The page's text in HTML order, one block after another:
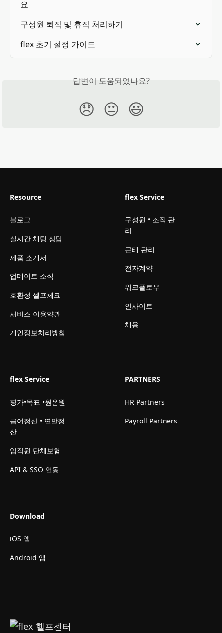
요
구성원 퇴직 및 휴직 처리하기
flex 초기 설정 가이드
답변이 도움되었나요?
😞 😐 😃
Resource
블로그
실시간 채팅 상담
제품 소개서
업데이트 소식
호환성 셀프체크
서비스 이용약관
개인정보처리방침
flex Service
구성원 • 조직 관
리
근태 관리
전자계약
워크플로우
인사이트
채용
flex Service
평가•목표 •원온원
급여정산 • 연말정
산
임직원 단체보험
API & SSO 연동
PARTNERS
HR Partners
Payroll Partners
Download
iOS 앱
Android 앱